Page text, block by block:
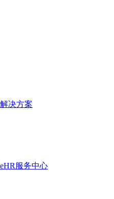
解决方案
服务中心